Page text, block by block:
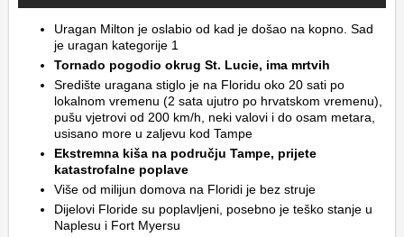
Uragan Milton je oslabio od kad je došao na kopno. Sad
je uragan kategorije 1
Tornado pogodio okrug St. Lucie, ima mrtvih
Središte uragana stiglo je na Floridu oko 20 sati po
lokalnom vremenu (2 sata ujutro po hrvatskom vremenu),
pušu vjetrovi od 200 km/h, neki valovi i do osam metara,
usisano more u zaljevu kod Tampe
Ekstremna kiša na području Tampe, prijete
katastrofalne poplave
Više od milijun domova na Floridi je bez struje
Dijelovi Floride su poplavljeni, posebno je teško stanje u
Naplesu i Fort Myersu